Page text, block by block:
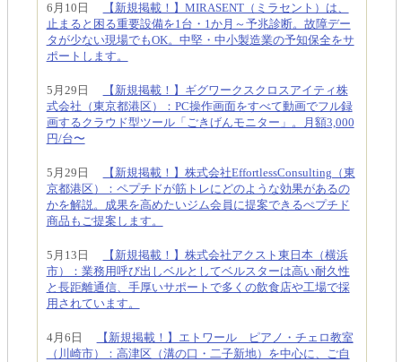
6月10日
【新規掲載！】MIRASENT（ミラセント）は、
止まると困る重要設備を1台・1か月～予兆診断。故障デー
タが少ない現場でもOK。中堅・中小製造業の予知保全をサ
ポートします。
5月29日
【新規掲載！】ギグワークスクロスアイティ株
式会社（東京都港区）：PC操作画面をすべて動画でフル録
画するクラウド型ツール「ごきげんモニター」。月額3,000
円/台〜
5月29日
【新規掲載！】株式会社EffortlessConsulting（東
京都港区）：ペプチドが筋トレにどのような効果があるの
かを解説。成果を高めたいジム会員に提案できるぺプチド
商品もご提案します。
5月13日
【新規掲載！】株式会社アクスト東日本（横浜
市）：業務用呼び出しベルとしてベルスターは高い耐久性
と長距離通信、手厚いサポートで多くの飲食店や工場で採
用されています。
4月6日
【新規掲載！】エトワール ピアノ・チェロ教室
（川崎市）：高津区（溝の口・二子新地）を中心に、ご自